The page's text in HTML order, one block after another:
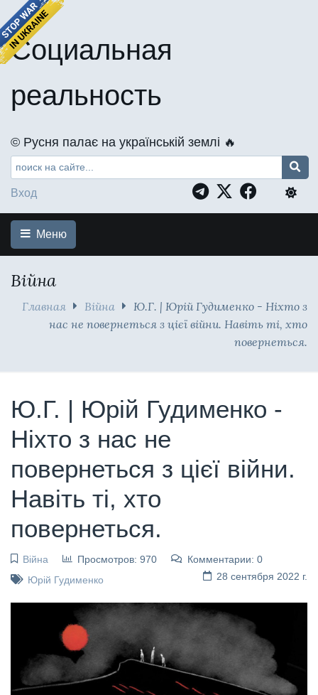
Социальная
реальность
©️ Русня палає на українській землі 🔥
Вход
Меню
Війна
Главная Війна
Ю.Г. | Юрій Гудименко - Ніхто з
нас не повернеться з цієї війни. Навіть ті, хто
повернеться.
Ю.Г. | Юрій Гудименко -
Ніхто з нас не
повернеться з цієї війни.
Навіть ті, хто
повернеться.
Війна Просмотров: 970
Комментарии: 0
28 сентября 2022 г.
Юрій Гудименко